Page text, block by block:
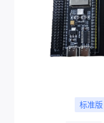
标准版